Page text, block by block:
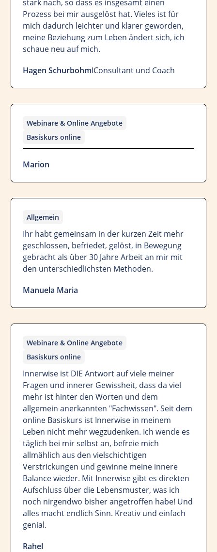
stark nach, so dass es insgesamt einen
Prozess bei mir ausgelöst hat. Vieles ist für
mich dadurch leichter und klarer geworden,
meine Beziehung zum Leben ändert sich, ich
schaue neu auf mich.
Hagen SchurbohmIConsultant und Coach
Webinare & Online Angebote
Basiskurs online
Marion
Allgemein
Ihr habt gemeinsam in der kurzen Zeit mehr
geschlossen, befriedet, gelöst, in Bewegung
gebracht als über 30 Jahre Arbeit an mir mit
den unterschiedlichsten Methoden.
Manuela Maria
Webinare & Online Angebote
Basiskurs online
Innerwise ist DIE Antwort auf viele meiner
Fragen und innerer Gewissheit, dass da viel
mehr ist hinter den Worten und dem
allgemein anerkannten "Fachwissen". Seit dem
online Basiskurs ist Innerwise in meinem
Leben nicht mehr wegzudenken. Ich wende es
täglich bei mir selbst an, befreie mich
allmählich aus den vielschichtigen
Verstrickungen und gewinne meine innere
Balance wieder. Mit Innerwise gibt es direkten
Aufschluss über die Lebensmuster, was ich
noch nirgendwo bisher angetroffen habe! Und
alles macht endlich Sinn. Kreativ und einfach
genial.
Rahel